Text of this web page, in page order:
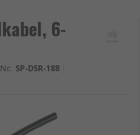
6-
: SP-DSR-188